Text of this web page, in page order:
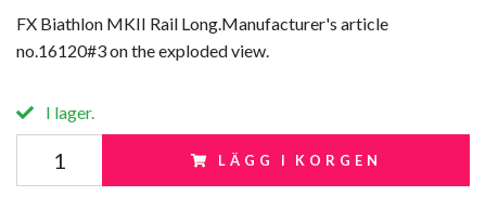
FX Biathlon MKII Rail Long.Manufacturer's article
no.16120#3 on the exploded view.
I lager.
LÄGG I KORGEN